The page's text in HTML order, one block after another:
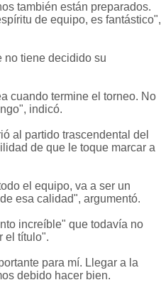
también están preparados.
de equipo, es fantástico",
no tiene decidido su
cuando termine el torneo. No
indicó.
al partido trascendental del
de que le toque marcar a
el equipo, va a ser un
esa calidad", argumentó.
increíble" que todavía no
el título".
para mí. Llegar a la
debido hacer bien.